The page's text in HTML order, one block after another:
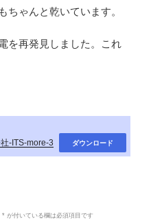
ちゃんと乾いています。
を再発見しました。これ
-ITS-more-3 ダウンロード
* が付いている欄は必須項目です